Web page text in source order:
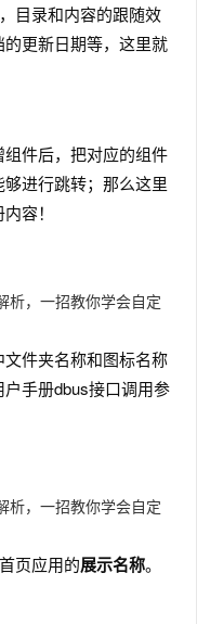
目录和内容的跟随效
更新日期等，这里就
件后，把对应的组件
进行跳转；那么这里
容！
件夹名称和图标名称
手册dbus接口调用参
页应用的展示名称。